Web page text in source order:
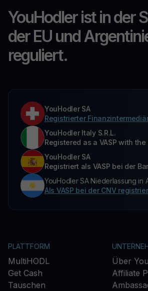
YouHodler ist in der
der EU und
reguliert.
YouHodler SA
Registrierter
YouHodler Italy S.R.L.
Registered as a VASP with the
YouHodler SA
Registriert als VASP bei der
YouHodler SA Niederlassung in
Als VASP bei der CNV
PLATTFORM
MultiHODL
Get Cash
Tauschen
Über
Affiliate